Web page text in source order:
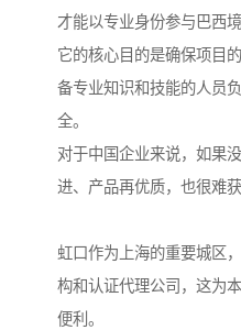
才能以专业身份参与巴西
它的核心目的是确保项目
备专业知识和技能的人员
全。
对于中国企业来说，如果
进、产品再优质，也很难
虹口作为上海的重要城区
构和认证代理公司，这为
便利。